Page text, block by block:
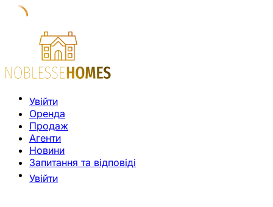
Увійти
Оренда
Продаж
Агенти
Новини
Запитання та відповіді
Увійти